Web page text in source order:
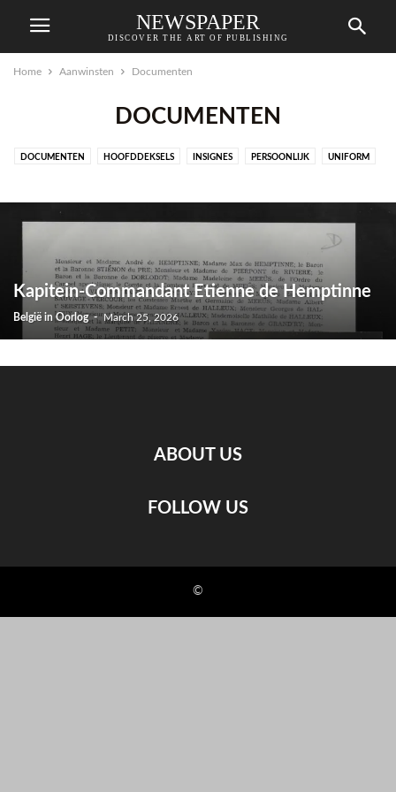
NEWSPAPER
DISCOVER THE ART OF PUBLISHING
Home Aanwinsten Documenten
DOCUMENTEN
DOCUMENTEN HOOFDDEKSELS INSIGNES PERSOONLIJK UNIFORM
Kapitein-Commandant Etienne de Hemptinne
België in Oorlog - March 25, 2026
ABOUT US
FOLLOW US
©